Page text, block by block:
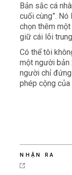
Bản sắc cá
cuối cùng”.
chọn thêm
giữ cái lõi
Có thể tôi
một người bản
người chỉ đứng
phép cộng của
NHẬN RA